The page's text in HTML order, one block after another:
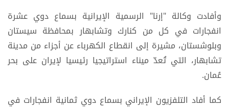
وأفادت وكالة "إرنا" الرسمية الإيرانية بسماع دوي عشرة
انفجارات في كل من كنارك وتشابهار بمحافظة سيستان
وبلوشستان، مشيرة إلى انقطاع الكهرباء عن أجزاء من مدينة
تشابهار، التي تُعدّ ميناء استراتيجيا رئيسيا لإيران على بحر
عُمان.
كما أفاد التلفزيون الإيراني بسماع دوي ثمانية انفجارات في